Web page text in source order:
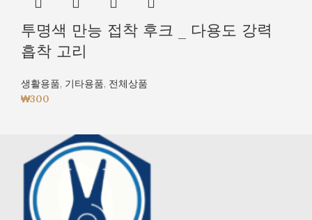
투명색 만능 접착 후크 _ 다용도 강력
흡착 고리
생활용품, 기타용품, 전체상품
₩300